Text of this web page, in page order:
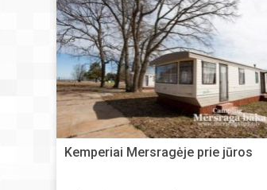
Kemperiai Mersragėje prie jūros